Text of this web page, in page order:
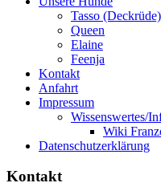
Tasso (Deckrüde)
Queen
Elaine
Feenja
Kontakt
Anfahrt
Impressum
Wissenswertes/
Wiki
Datenschutzerklärung
Kontakt